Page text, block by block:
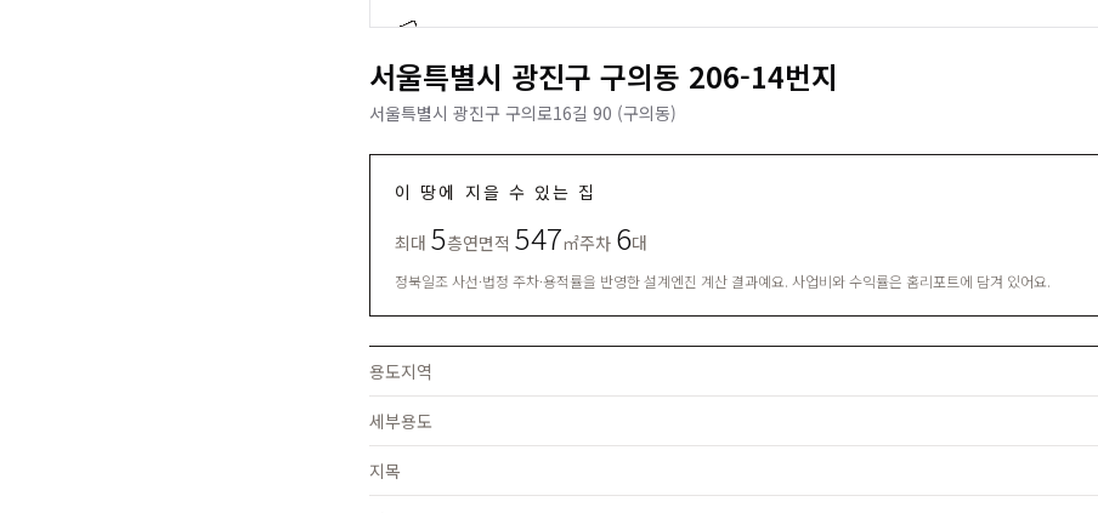
서울특별시 광진구 구의동 206-14번지
서울특별시 광진구 구의로16길 90 (구의동)
이 땅에 지을 수 있는 집
최대 5층연면적 547㎡주차 6대
정북일조 사선·법정 주차·용적률을 반영한 설계엔진 계산 결과예요. 사업비와 수익률은 홈리포트에 담겨 있어요.
용도지역
세부용도
지목